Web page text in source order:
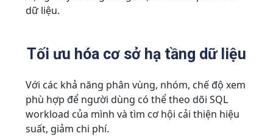
dữ liệu.
Tối ưu hóa cơ sở hạ tầng dữ liệu
Với các khả năng phân vùng, nhóm, chế độ xem
phù hợp để người dùng có thể theo dõi SQL
workload của mình và tìm cơ hội cải thiện hiệu
suất, giảm chi phí.